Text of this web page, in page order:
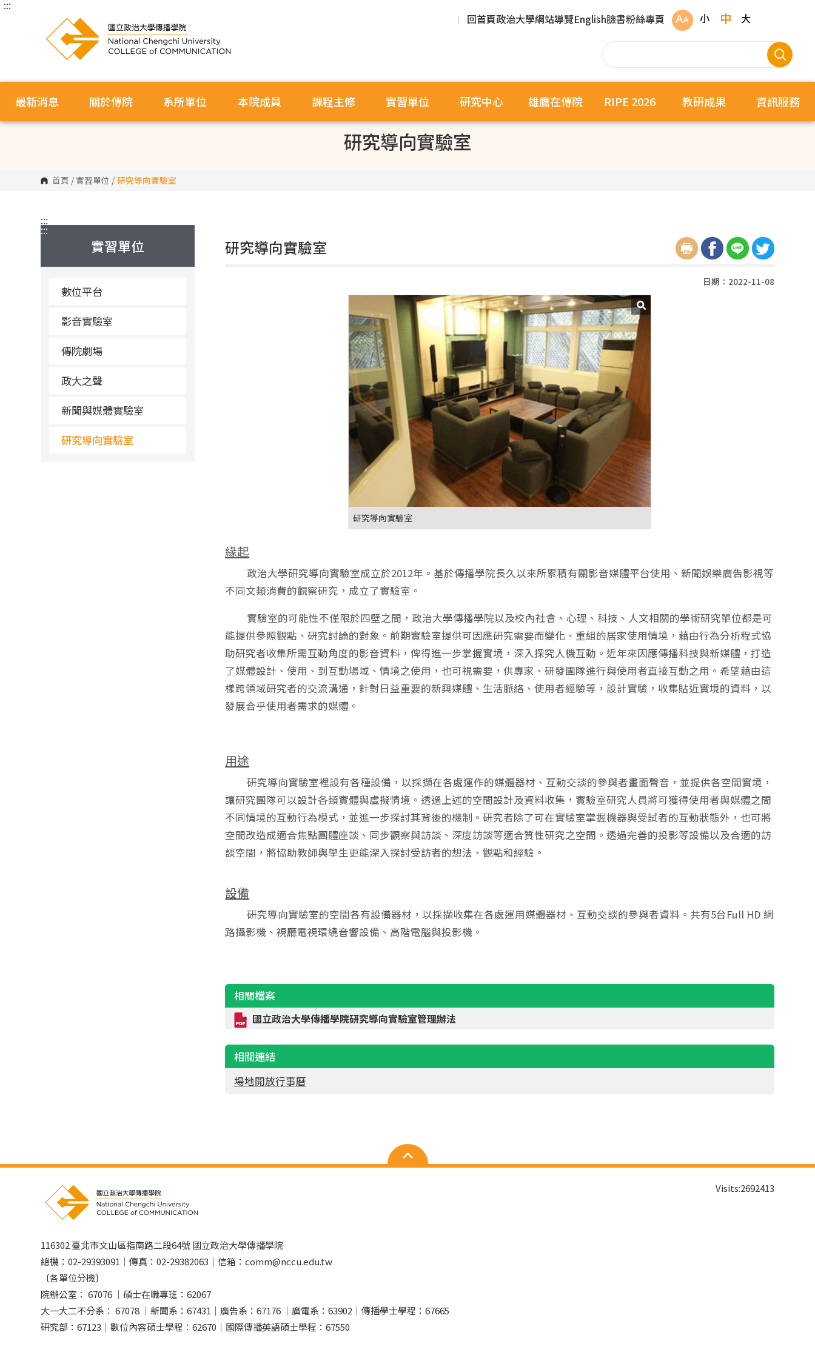
跳
:::
回首頁政治大學網站導覽English臉書粉絲專頁 小 中 大
最新消息 關於傳院 系所單位 本院成員 課程主修 實習單位 研究中心 雄鷹在傳院 RIPE 2026 教研成果 資訊服務
研究導向實驗室
首頁 /實習單位 / 研究導向實驗室
:::
實習單位
數位平台
影音實驗室
傳院劇場
政大之聲
新聞與媒體實驗室
研究導向實驗室
:::
研究導向實驗室
日期：2022-11-08
研究導向實驗室
緣起
政治大學研究導向實驗室成立於2012年。基於傳播學院長久以來所累積有關影音媒體平台使用、新聞娛樂廣告影視等
不同文類消費的觀察研究，成立了實驗室。
實驗室的可能性不僅限於四壁之間，政治大學傳播學院以及校內社會、心理、科技、人文相關的學術研究單位都是可
能提供參照觀點、研究討論的對象。前期實驗室提供可因應研究需要而變化、重組的居家使用情境，藉由行為分析程式協
助研究者收集所需互動角度的影音資料，俾得進一步掌握實境，深入探究人機互動。近年來因應傳播科技與新媒體，打造
了媒體設計、使用、到互動場域、情境之使用，也可視需要，供專家、研發團隊進行與使用者直接互動之用。希望藉由這
樣跨領域研究者的交流溝通，針對日益重要的新興媒體、生活脈絡、使用者經驗等，設計實驗，收集貼近實境的資料，以
發展合乎使用者需求的媒體。
用途
研究導向實驗室裡設有各種設備，以採擷在各處運作的媒體器材、互動交談的參與者畫面聲音，並提供各空間實境，
讓研究團隊可以設計各類實體與虛擬情境。透過上述的空間設計及資料收集，實驗室研究人員將可獲得使用者與媒體之間
不同情境的互動行為模式，並進一步探討其背後的機制。研究者除了可在實驗室掌握機器與受試者的互動狀態外，也可將
空間改造成適合焦點團體座談、同步觀察與訪談、深度訪談等適合質性研究之空間。透過完善的投影等設備以及合適的訪
談空間，將協助教師與學生更能深入探討受訪者的想法、觀點和經驗。
設備
研究導向實驗室的空間各有設備器材，以採擷收集在各處運用媒體器材、互動交談的參與者資料。共有5台Full HD 網
路攝影機、視廳電視環繞音響設備、高階電腦與投影機。
相關檔案
國立政治大學傳播學院研究導向實驗室管理辦法
相關連結
場地開放行事曆
116302 臺北市文山區指南路二段64號 國立政治大學傳播學院
總機：02-29393091｜傳真：02-29382063｜信箱：comm@nccu.edu.tw
〔各單位分機〕
院辦公室： 67076 ｜碩士在職專班：62067
大一大二不分系： 67078 ｜新聞系：67431｜廣告系：67176 ｜廣電系：63902｜傳播學士學程：67665
研究部：67123｜數位內容碩士學程：62670｜國際傳播英語碩士學程：67550
Visits:2692413